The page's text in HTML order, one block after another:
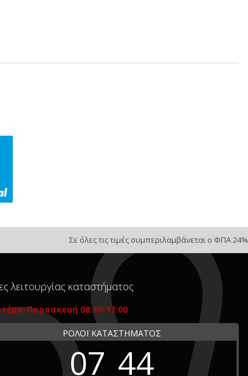
Σε όλες τις τιμές συμπεριλαμβάνεται ο ΦΠΑ 24%
λειτουργίας καταστήματος
Παρασκευή 08:30-17:00
ΡΟΛΟΪ ΚΑΤΑΣΤΗΜΑΤΟΣ
07 44